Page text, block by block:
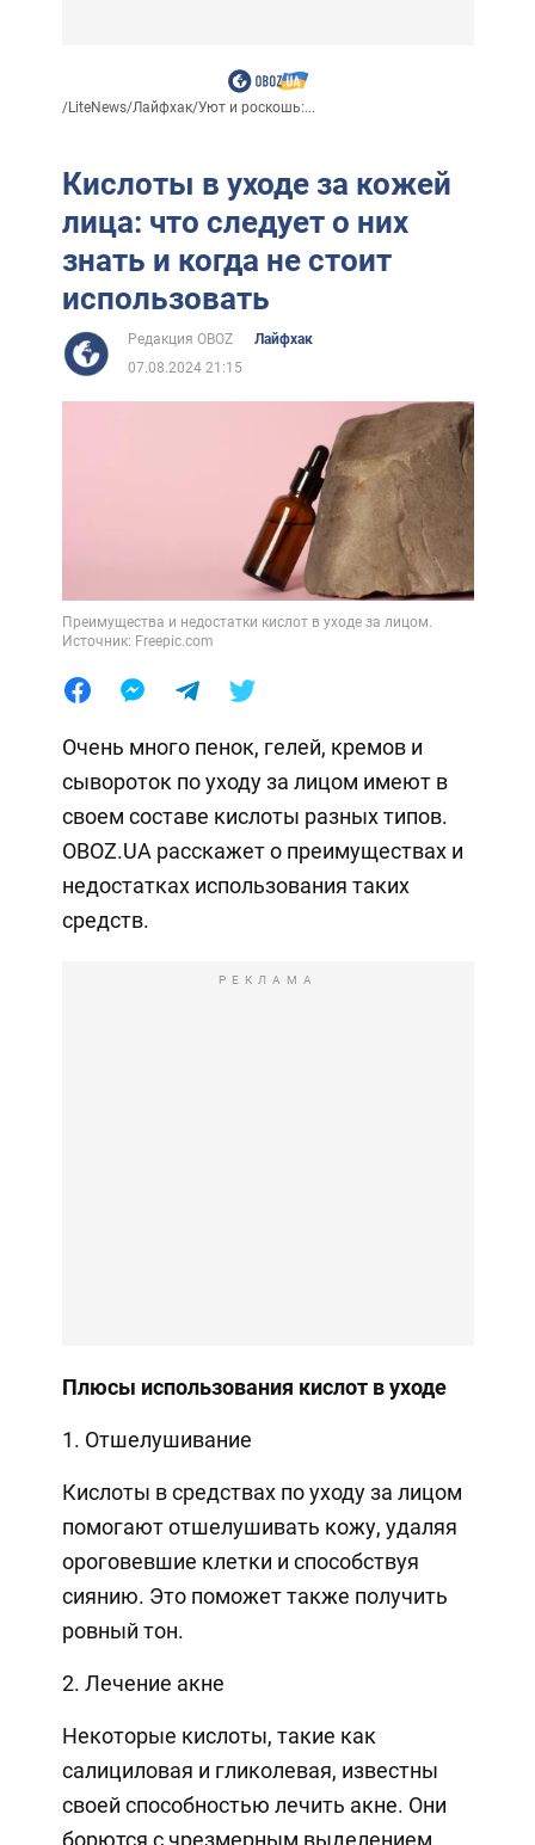
/LiteNews/Лайфхак/Уют и роскошь:...
Кислоты в уходе за кожей
лица: что следует о них
знать и когда не стоит
использовать
Редакция OBOZ
Лайфхак
07.08.2024 21:15
Преимущества и недостатки кислот в уходе за лицом.
Источник: Freepic.com
Очень много пенок, гелей, кремов и
сывороток по уходу за лицом имеют в
своем составе кислоты разных типов.
OBOZ.UA расскажет о преимуществах и
недостатках использования таких
средств.
РЕКЛАМА
Плюсы использования кислот в уходе
1. Отшелушивание
Кислоты в средствах по уходу за лицом
помогают отшелушивать кожу, удаляя
ороговевшие клетки и способствуя
сиянию. Это поможет также получить
ровный тон.
2. Лечение акне
Некоторые кислоты, такие как
салициловая и гликолевая, известны
своей способностью лечить акне. Они
борются с чрезмерным выделением